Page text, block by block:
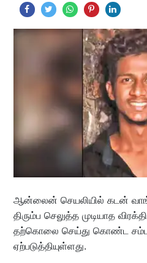
ஆன்லைன் செயலியில் கடன்
திரும்ப செலுத்த முடியாத
தற்கொலை செய்து கொண்ட
ஏற்படுத்தியுள்ளது.